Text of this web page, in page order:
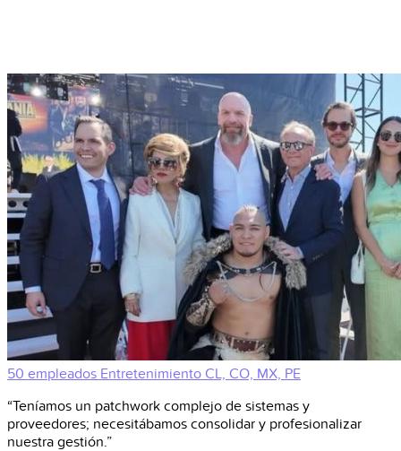
50 empleados Entretenimiento CL, CO, MX, PE
“Teníamos un patchwork complejo de sistemas y
proveedores; necesitábamos consolidar y profesionalizar
nuestra gestión.”